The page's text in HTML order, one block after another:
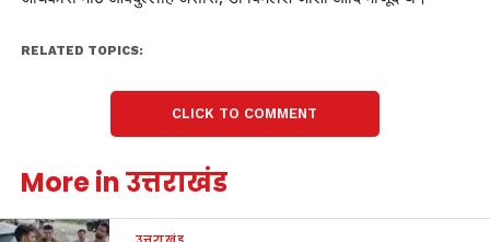
RELATED TOPICS:
CLICK TO COMMENT
More in उत्तराखंड